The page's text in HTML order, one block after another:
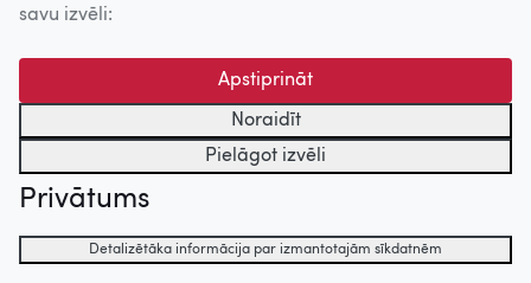
savu izvēli:
Apstiprināt
Noraidīt
Pielāgot izvēli
Privātums
Detalizētāka informācija par izmantotajām sīkdatnēm